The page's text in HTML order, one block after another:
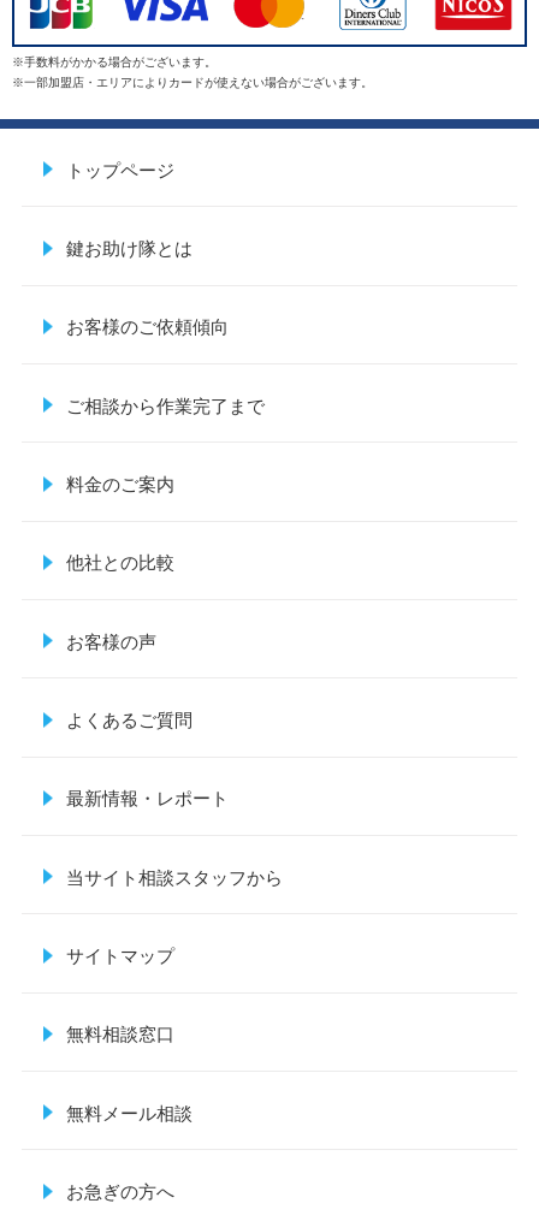
※手数料がかかる場合がございます。
※一部加盟店・エリアによりカードが使えない場合がございます。
トップページ
鍵お助け隊とは
お客様のご依頼傾向
ご相談から作業完了まで
料金のご案内
他社との比較
お客様の声
よくあるご質問
最新情報・レポート
当サイト相談スタッフから
サイトマップ
無料相談窓口
無料メール相談
お急ぎの方へ